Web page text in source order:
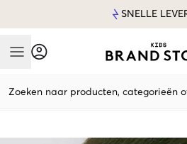
SNELLE
Mobile Menu
Zoeken naar producten, categorieën